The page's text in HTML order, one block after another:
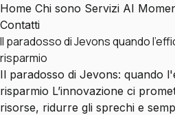
Home Chi sono Servizi AI
Contatti
Il paradosso di Jevons quando
risparmio
Il paradosso di Jevons: quando
risparmio L’innovazione ci
risorse, ridurre gli sprechi e